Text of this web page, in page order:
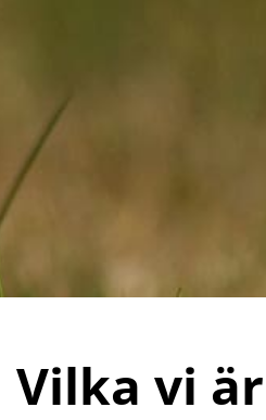
Vilka vi är